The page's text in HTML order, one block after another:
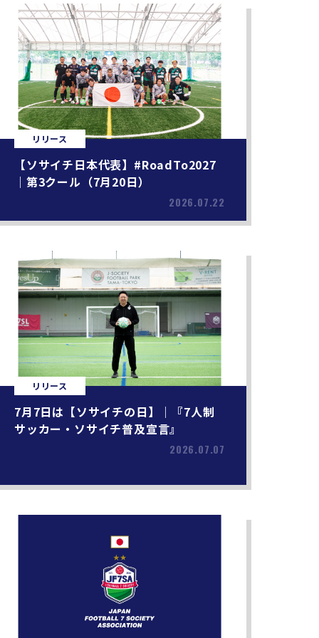
リリース
【ソサイチ日本代表】#RoadTo2027
｜第3クール（7月20日）
2026.07.22
リリース
7月7日は【ソサイチの日】｜『7人制
サッカー・ソサイチ普及宣言』
2026.07.07